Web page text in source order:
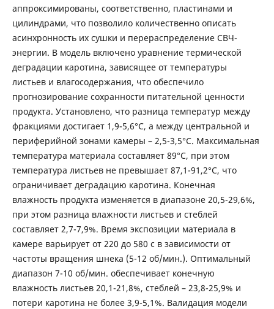
аппроксимированы, соответственно, пластинами и
цилиндрами, что позволило количественно описать
асинхронность их сушки и перераспределение СВЧ-
энергии. В модель включено уравнение термической
деградации каротина, зависящее от температуры
листьев и влагосодержания, что обеспечило
прогнозирование сохранности питательной ценности
продукта. Установлено, что разница температур между
фракциями достигает 1,9-5,6°C, а между центральной и
периферийной зонами камеры – 2,5-3,5°C. Максимальная
температура материала составляет 89°C, при этом
температура листьев не превышает 87,1-91,2°C, что
ограничивает деградацию каротина. Конечная
влажность продукта изменяется в диапазоне 20,5-29,6%,
при этом разница влажности листьев и стеблей
составляет 2,7-7,9%. Время экспозиции материала в
камере варьирует от 220 до 580 с в зависимости от
частоты вращения шнека (5-12 об/мин.). Оптимальный
диапазон 7-10 об/мин. обеспечивает конечную
влажность листьев 20,1-21,8%, стеблей – 23,8-25,9% и
потери каротина не более 3,9-5,1%. Валидация модели